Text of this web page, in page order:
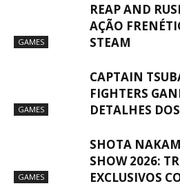
GAMES
REAP AND
AÇÃO
STEAM
GAMES
CAPTAIN
FIGHTERS
DETALHES
GAMES
SHOTA
SHOW 2026:
EXCLUSIVOS